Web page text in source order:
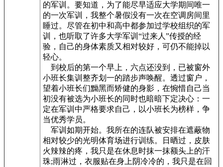
的军训。要知道，为了能尽早适应大学期间唯一
的一次军训，我整个暑假没有一次在空调房间里
睡过。尽管在初中和高中都参加过学校组织的军
训，也听取了许多大学军训“过来人”传授的经
验，自己的身体素质又相对较好，可仍不能掉以
轻心。
到校后的第一个早上，六点还没到，已被窗外
小班长集训整齐划一的踏步声唤醒。透过窗户，
望着小班长们黝黑而矫健的身影，在惋惜自己当
初没有被选为小班长的同时也暗暗下定决心：一
定在军训中严格要求自己，以小班长为榜样，争
当优秀学员。
军训如期开始。我所在的连队被安排在遮蔽物
相对较少的光明体育场进行训练。日晒过，皮肤
火辣辣的疼，我只是在休息时抹一抹额头上的汗
珠;雨淋过，衣服贴在身上阴冷冷的，我只是在回